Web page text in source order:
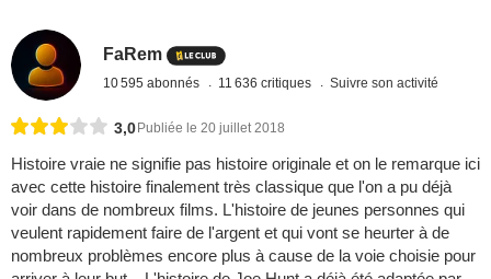
FaRem
10 595 abonnés 11 636 critiques Suivre son activité
3,0Publiée le 20 juillet 2018
Histoire vraie ne signifie pas histoire originale et on le remarque ici
avec cette histoire finalement très classique que l'on a pu déjà
voir dans de nombreux films. L'histoire de jeunes personnes qui
veulent rapidement faire de l'argent et qui vont se heurter à de
nombreux problèmes encore plus à cause de la voie choisie pour